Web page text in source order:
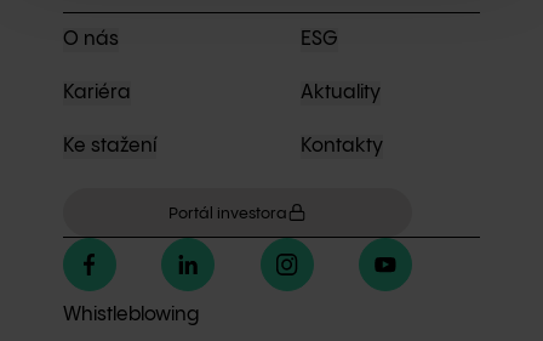
O nás ESG
Kariéra Aktuality
Ke stažení Kontakty
Portál investora
Whistleblowing